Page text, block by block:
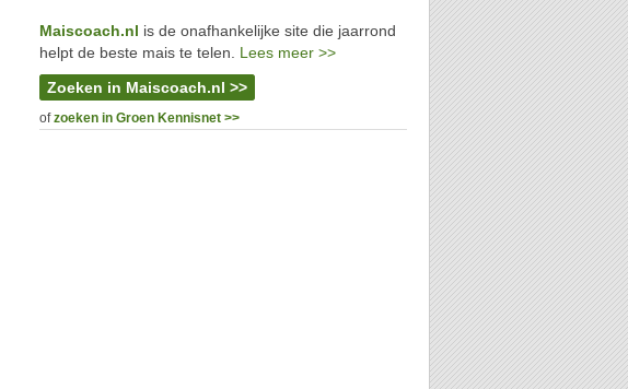
Maiscoach.nl is de onafhankelijke site die jaarrond
helpt de beste mais te telen. Lees meer >>
Zoeken in Maiscoach.nl >>
ofzoeken in Groen Kennisnet >>